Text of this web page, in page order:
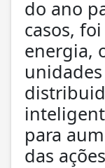
do ano
casos,
energia,
para
das